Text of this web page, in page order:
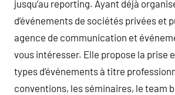
jusqu’au reporting. Ayant déjà
d’événements de sociétés privées et
agence de communication et
vous intéresser. Elle propose la prise
types d’événements à titre
conventions, les séminaires, le team